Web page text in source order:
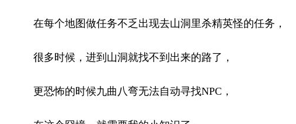
在每个地图做任务不乏出现去山洞里杀精英怪的任务，
很多时候，进到山洞就找不到出来的路了，
更恐怖的时候九曲八弯无法自动寻找NPC，